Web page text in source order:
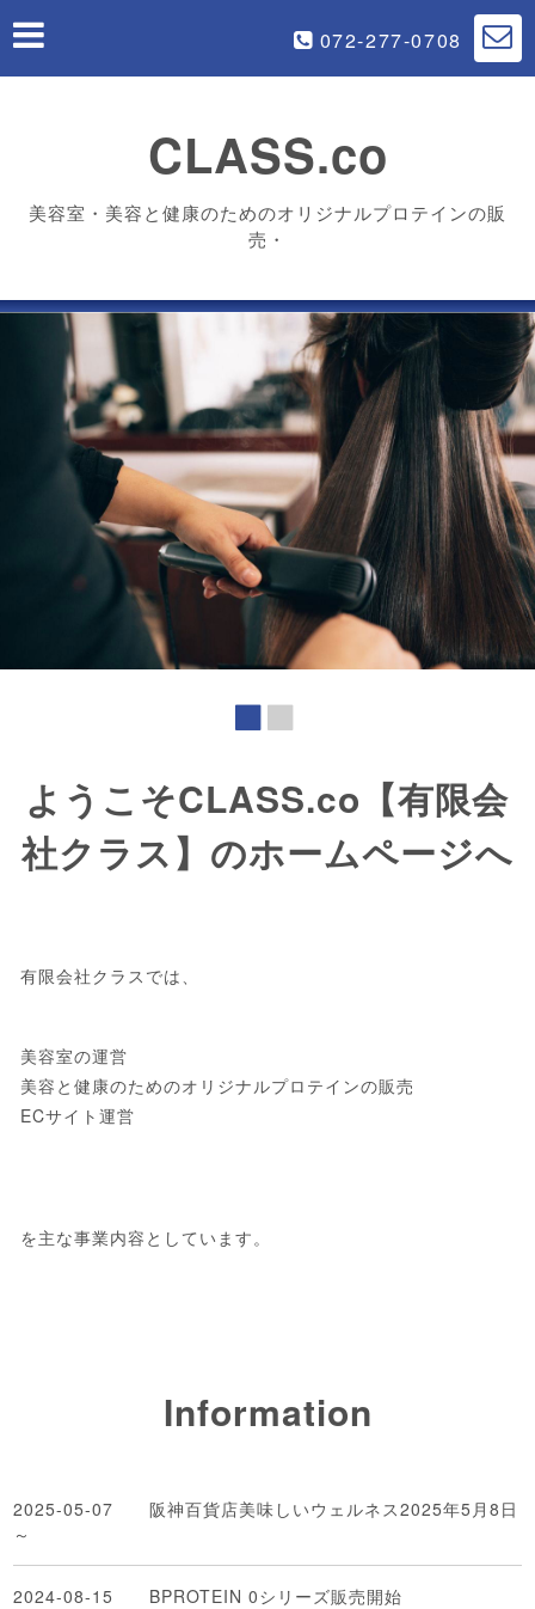
072-277-0708
CLASS.co
美容室・美容と健康のためのオリジナルプロテインの販
売・
ようこそCLASS.co【有限会
社クラス】のホームページへ
有限会社クラスでは、
美容室の運営
美容と健康のためのオリジナルプロテインの販売
ECサイト運営
を主な事業内容としています。
Information
2025-05-07
阪神百貨店美味しいウェルネス2025年5月8日
～
2024-08-15 BPROTEIN 0シリーズ販売開始